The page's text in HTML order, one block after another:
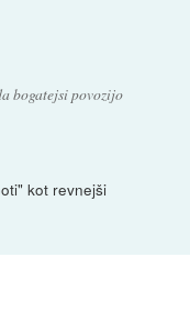
bogatejsi povozijo
kot revnejši